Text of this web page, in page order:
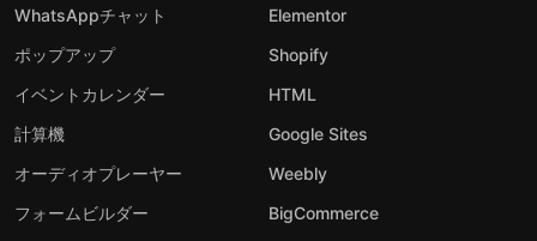
WhatsAppチャット
ポップアップ
イベントカレンダー
計算機
オーディオプレーヤー
フォームビルダー
Elementor
Shopify
HTML
Google Sites
Weebly
BigCommerce